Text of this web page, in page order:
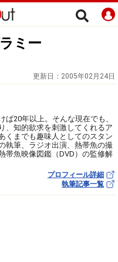
ミー
更新日： 2005年02月24日
20年以上。そんな現在でも、
、知的欲求を刺激してくれるア
くまでも趣味人としてのスタン
執筆、ラジオ出演、熱帯魚の撮
帯魚映像図鑑（DVD）の監修解
プロフィール詳細
執筆記事一覧